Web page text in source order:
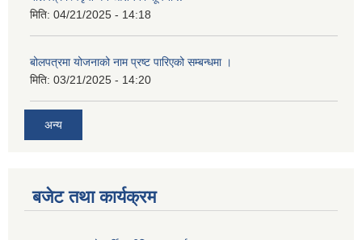
मिति: 04/21/2025 - 14:18
बोलपत्रमा योजनाको नाम प्रष्ट पारिएको सम्बन्धमा ।
मिति: 03/21/2025 - 14:20
अन्य
बजेट तथा कार्यक्रम